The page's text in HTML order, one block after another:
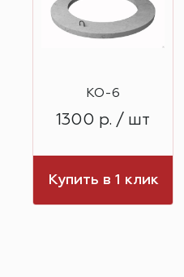
КО-6
1300 р. / шт
Купить в 1 клик